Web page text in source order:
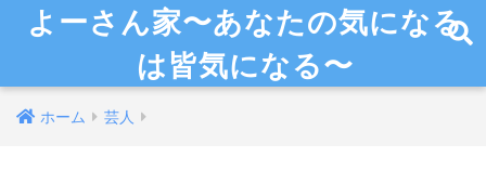
よーさん家〜あなたの気になる
は皆気になる〜
ホーム 芸人